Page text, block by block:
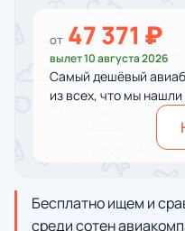
от 47 371 ₽
вылет 10 августа 2026
Самый дешёвый
из всех, что мы
Бесплатно ищем и
среди сотен